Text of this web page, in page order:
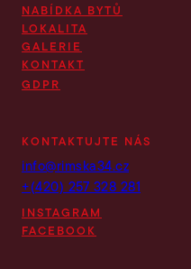
FACEBOOK
INSTAGRAM
info@rimska34.cz
+(420) 257 328 281
KONTAKTUJTE NÁS
GDPR
KONTAKT
GALERIE
LOKALITA
NABÍDKA BYTŮ